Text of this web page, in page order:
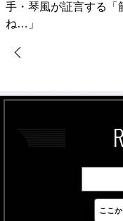
手・琴風が証言する「
ね…」
最新
ここ